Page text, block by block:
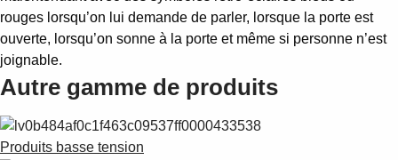
rouges lorsqu’on lui demande de parler, lorsque la porte est
ouverte, lorsqu’on sonne à la porte et même si personne n’est
joignable.
Autre gamme de produits
Produits basse tension